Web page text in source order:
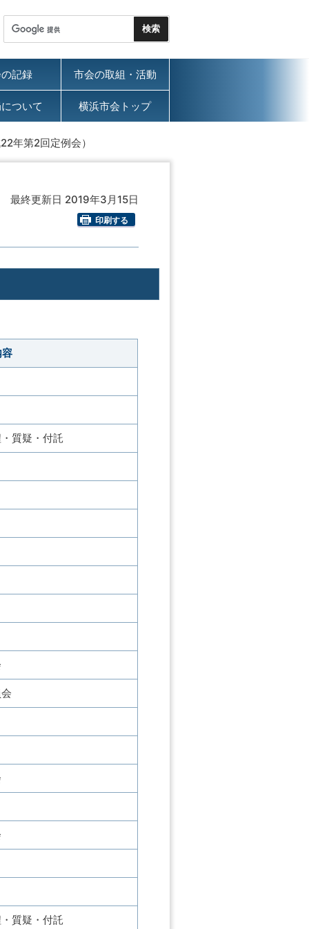
記録 市会の取組・活動
ついて 横浜市会トップ
年第2回定例会）
最終更新日 2019年3月15日
印刷する
容
質疑・付託
質疑・付託